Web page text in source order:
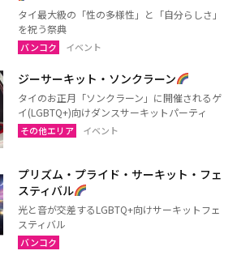
タイ最大級の「性の多様性」と「自分らしさ」
を祝う祭典
バンコク イベント
ジーサーキット・ソンクラーン
タイのお正月「ソンクラーン」に開催されるゲ
イ(LGBTQ+)向けダンスサーキットパーティ
その他エリア イベント
プリズム・プライド・サーキット・フェ
スティバル
光と音が交差するLGBTQ+向けサーキットフェ
スティバル
バンコク